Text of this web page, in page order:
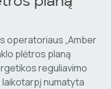
operatoriaus „Amber
plėtros planą
reguliavimo
laikotarpį numatyta